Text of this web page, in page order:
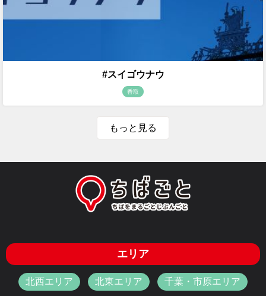
#スイゴウナウ
香取
もっと見る
エリア
北西エリア 北東エリア 千葉・市原エリア